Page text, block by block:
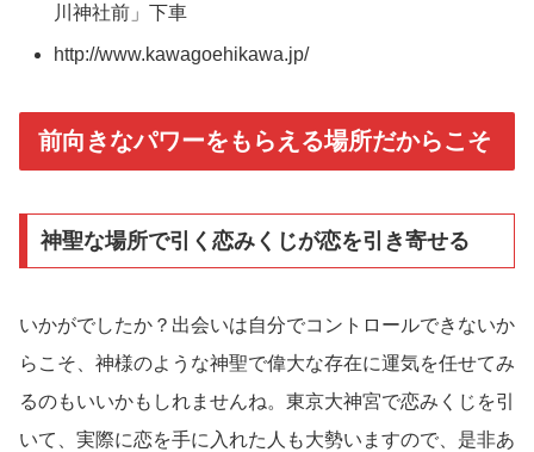
川神社前」下車
http://www.kawagoehikawa.jp/
前向きなパワーをもらえる場所だからこそ
神聖な場所で引く恋みくじが恋を引き寄せる
いかがでしたか？出会いは自分でコントロールできないか
らこそ、神様のような神聖で偉大な存在に運気を任せてみ
るのもいいかもしれませんね。東京大神宮で恋みくじを引
いて、実際に恋を手に入れた人も大勢いますので、是非あ